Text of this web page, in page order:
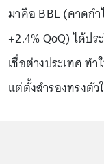
มาคือ BBL (คาดกำ
+2.4% QoQ) ได้ป
เชื่อต่างประเทศ ท
แต่ตั้งสำรองทรงตัว